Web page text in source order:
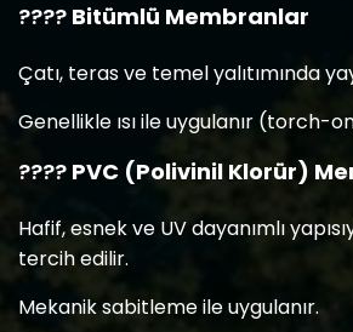
???? Bitümlü Membranlar
Çatı, teras ve temel yalıtımında
Genellikle ısı ile uygulanır (torch-
???? PVC (Polivinil Klorür)
Hafif, esnek ve UV dayanımlı
tercih edilir.
Mekanik sabitleme ile uygulanır.